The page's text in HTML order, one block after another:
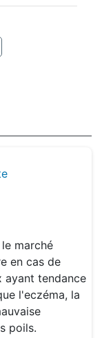
marché
en cas de
ayant tendance
l'eczéma, la
poils.